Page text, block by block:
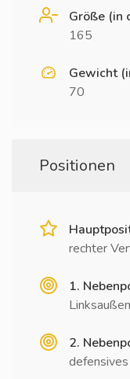
Größe (in
165
Gewicht
70
Positionen
rechter
1.
Linksaußen
2.